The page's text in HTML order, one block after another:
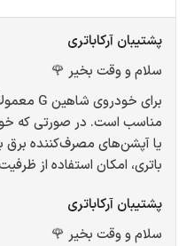
پشتیبان آرکاباتری
سلام و وقت بخیر 🌹
مناسب است. در صورتی که
یا آپشن‌های مصرف‌کننده برق
باتری، امکان استفاده از
پشتیبان آرکاباتری
سلام و وقت بخیر 🌹